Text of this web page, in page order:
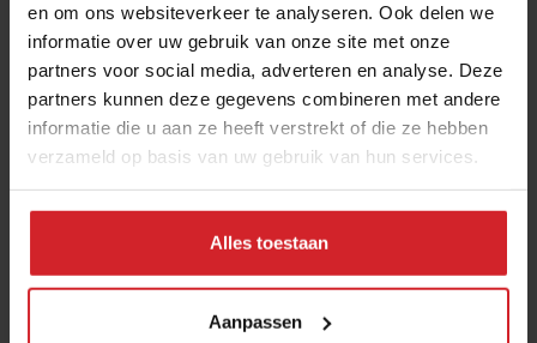
en om ons websiteverkeer te analyseren. Ook delen we
informatie over uw gebruik van onze site met onze
partners voor social media, adverteren en analyse. Deze
partners kunnen deze gegevens combineren met andere
informatie die u aan ze heeft verstrekt of die ze hebben
verzameld op basis van uw gebruik van hun services.
Alles toestaan
Aanpassen
Oogst der aarde
23 maart 2016 | 2 min